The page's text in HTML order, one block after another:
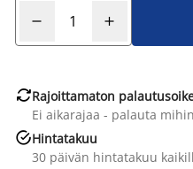
Rajoittamaton
Ei aikarajaa - palauta
Hintatakuu
30 päivän hintatakuu